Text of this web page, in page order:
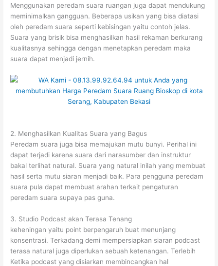
Menggunakan peredam suara ruangan juga dapat mendukung
meminimalkan gangguan. Beberapa usikan yang bisa diatasi
oleh peredam suara seperti kebisingan yaitu contoh jelas.
Suara yang brisik bisa menghasilkan hasil rekaman berkurang
kualitasnya sehingga dengan menetapkan peredam maka
suara dapat menjadi jernih.
2. Menghasilkan Kualitas Suara yang Bagus
Peredam suara juga bisa memajukan mutu bunyi. Perihal ini
dapat terjadi karena suara dari narasumber dan instruktur
bakal terlihat natural. Suara yang natural inilah yang membuat
hasil serta mutu siaran menjadi baik. Para pengguna peredam
suara pula dapat membuat arahan terkait pengaturan
peredam suara supaya pas guna.
3. Studio Podcast akan Terasa Tenang
keheningan yaitu point berpengaruh buat menunjang
konsentrasi. Terkadang demi mempersiapkan siaran podcast
terasa natural juga diperlukan sebuah ketenangan. Terlebih
Ketika podcast yang disiarkan membincangkan hal